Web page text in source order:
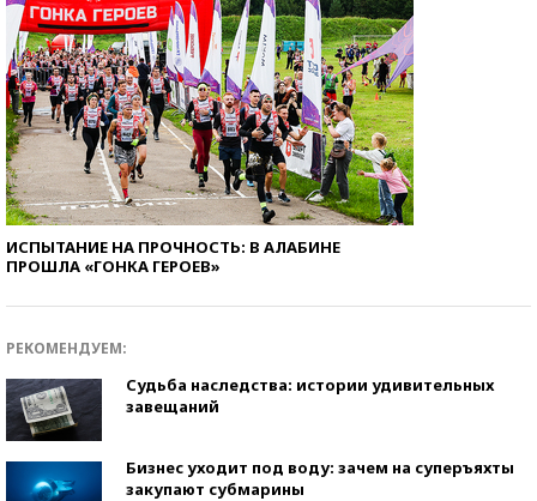
ИСПЫТАНИЕ НА ПРОЧНОСТЬ: В АЛАБИНЕ
ПРОШЛА «ГОНКА ГЕРОЕВ»
РЕКОМЕНДУЕМ:
Судьба наследства: истории удивительных
завещаний
Бизнес уходит под воду: зачем на суперъяхты
закупают субмарины